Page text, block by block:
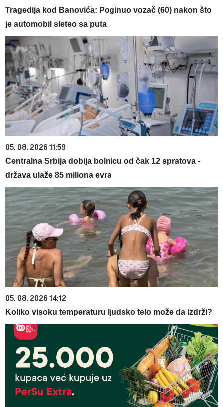
Tragedija kod Banovića: Poginuo vozač (60) nakon što
je automobil sleteo sa puta
05. 08. 2026 11:59
Centralna Srbija dobija bolnicu od čak 12 spratova -
država ulaže 85 miliona evra
05. 08. 2026 14:12
Koliko visoku temperaturu ljudsko telo može da izdrži?